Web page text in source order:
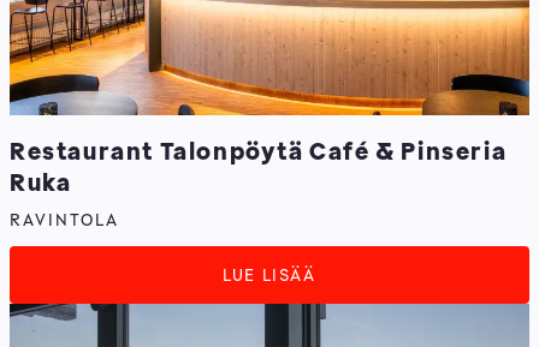
Restaurant Talonpöytä Café & Pinseria
Ruka
RAVINTOLA
LUE LISÄÄ